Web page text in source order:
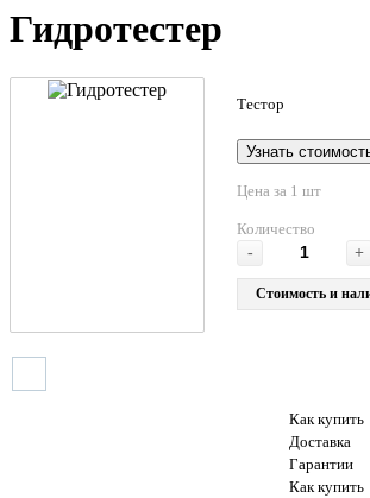
Гидротестер
Тестор
Узнать
Цена за 1 шт
Количество
-
+
Стоимость и
Как купить
Доставка
Гарантии
Как купить